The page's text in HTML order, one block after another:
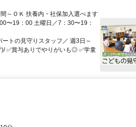
～ＯＫ 扶養内・社保加入選べます
〜19：00 土曜日／7：30〜19：
トの見守りスタッフ／ 週3日～
✅賞与ありでやりがいも◎ ✅学童